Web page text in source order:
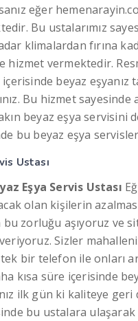
eğer
Bu ustalarımız
klimalardan fırına
hizmet vermektedir.
içerisinde beyaz
Bu hizmet
beyaz eşya servisini
bu beyaz eşya
Ustası
Eşya Servis Ustası
olan kişilerin
zorluğu aşıyoruz ve
Sizler
bir telefon ile onları
kısa süre içerisinde
ilk gün ki kaliteye
bu ustalara